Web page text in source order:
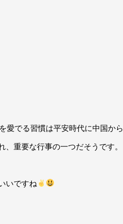
愛でる習慣は平安時代に中国から
重要な行事の一つだそうです。
いですね